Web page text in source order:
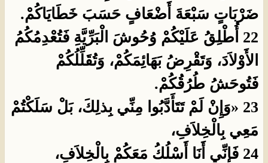
ضَرْبَاتٍ سَبْعَةَ أَضْعَافٍ حَسَبَ خَطَايَاكُمْ.
22 أُطْلِقُ عَلَيْكُمْ وُحُوشَ الْبَرِّيَّةِ فَتُعْدِمُكُمُ
الأَوْلاَدَ، وَتَقْرِضُ بَهَائِمَكُمْ، وَتُقَلِّلُكُمْ
فَتُوحَشُ طُرُقُكُمْ.
23 «وَإِنْ لَمْ تَتَأَدَّبُوا مِنِّي بِذلِكَ، بَلْ سَلَكْتُمْ
مَعِي بِالْخِلاَفِ،
24 فَإِنِّي أَنَا أَسْلُكُ مَعَكُمْ بِالْخِلاَفِ،